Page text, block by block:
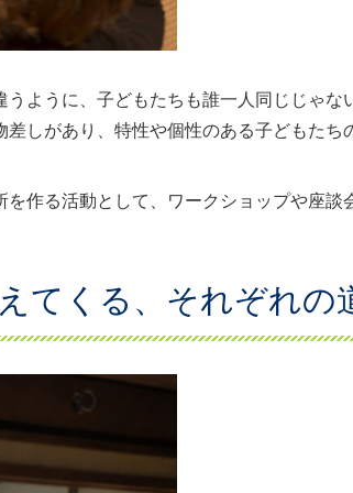
うように、子どもたちも誰一人同じじゃ
しがあり、特性や個性のある子どもた
作る活動として、ワークショップや座
てくる、それぞれの